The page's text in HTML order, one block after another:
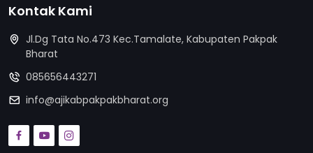
Kontak Kami
Jl.Dg Tata No.473 Kec.Tamalate, Kabupaten Pakpak
Bharat
085656443271
info@ajikabpakpakbharat.org